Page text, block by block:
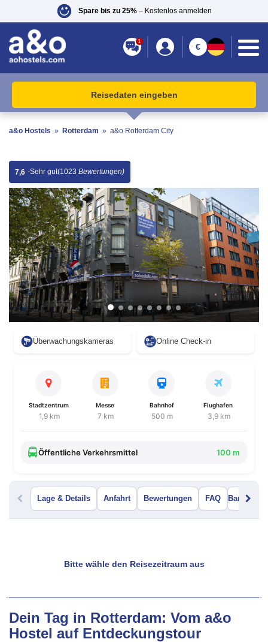
Spare bis zu 25%– Kostenlos anmelden
1
€
Reisedaten eingeben
a&o Hostels » Rotterdam » a&o Rotterdam City
7,6 -Sehr gut(1023 Bewertungen)
Überwachungskameras Online Check-in
Stadtzentrum
1,9 km
Messe
7 km
Bahnhof
500 m
Flughafen
3,9 km
Öffentliche Verkehrsmittel 100 m
Lage & Details Anfahrt Bewertungen FAQ Bar Menü
Bitte wähle den Reisezeitraum aus
Dein Tag in Rotterdam: Vom a&o
Hostel auf Entdeckungstour